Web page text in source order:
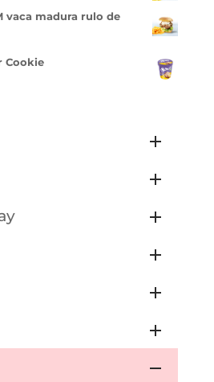
vaca madura rulo de
Cookie